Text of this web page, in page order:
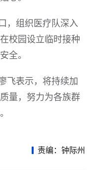
，组织医疗队深入
校园设立临时接种
全。
飞表示，将持续加
量，努力为各族群
责编：钟际州